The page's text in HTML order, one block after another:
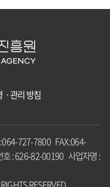
관리 방침
727-7800 FAX:064-
: 626-82-00190 사업자명 :